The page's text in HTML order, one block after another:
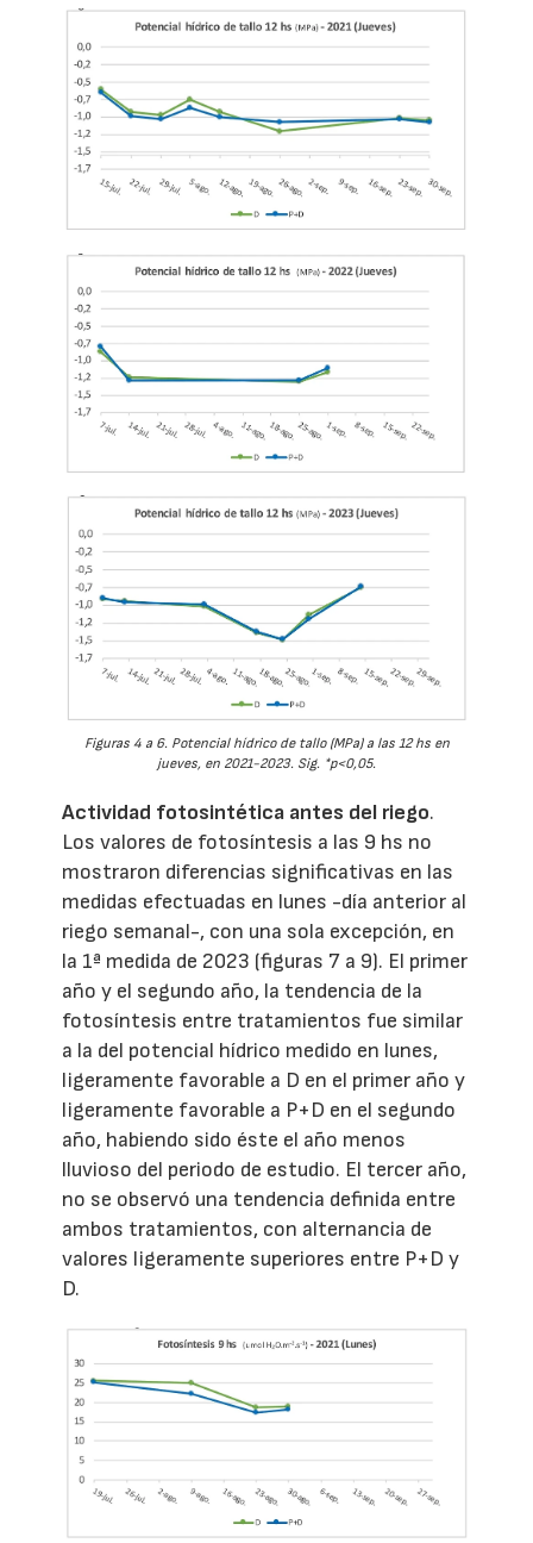
Figuras 4 a 6. Potencial hídrico de tallo (MPa) a las 12 hs en
jueves, en 2021-2023. Sig. *p<0,05.
Actividad fotosintética antes del riego.
Los valores de fotosíntesis a las 9 hs no
mostraron diferencias significativas en las
medidas efectuadas en lunes -día anterior al
riego semanal-, con una sola excepción, en
la 1ª medida de 2023 (figuras 7 a 9). El primer
año y el segundo año, la tendencia de la
fotosíntesis entre tratamientos fue similar
a la del potencial hídrico medido en lunes,
ligeramente favorable a D en el primer año y
ligeramente favorable a P+D en el segundo
año, habiendo sido éste el año menos
lluvioso del periodo de estudio. El tercer año,
no se observó una tendencia definida entre
ambos tratamientos, con alternancia de
valores ligeramente superiores entre P+D y
D.